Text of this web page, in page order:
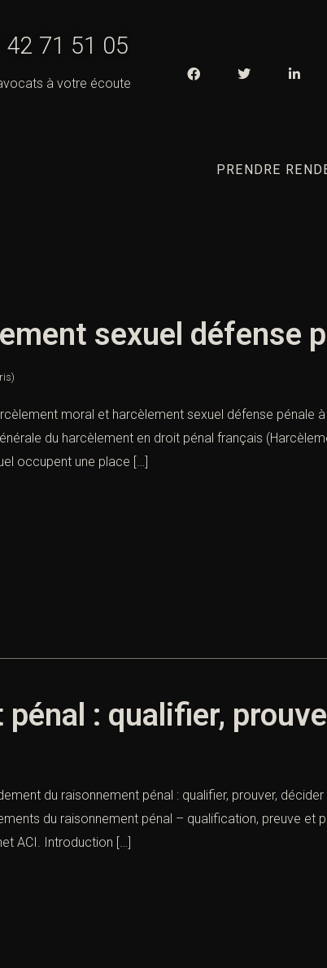
42 71 51 05
à votre écoute
PRENDRE
sexuel défense
moral et harcèlement sexuel défense pénale
du harcèlement en droit pénal français
occupent une place […]
: qualifier,
du raisonnement pénal : qualifier, prouver,
du raisonnement pénal – qualification, preuve et
ACI. Introduction […]